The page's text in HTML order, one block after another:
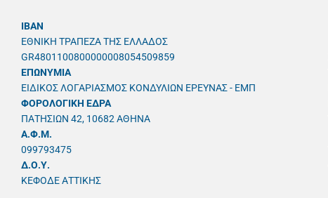
IBAN
ΕΘΝΙΚΗ ΤΡΑΠΕΖΑ ΤΗΣ ΕΛΛΑΔΟΣ
GR4801100800000008054509859
ΕΠΩΝΥΜΙΑ
ΕΙΔΙΚΟΣ ΛΟΓΑΡΙΑΣΜΟΣ ΚΟΝΔΥΛΙΩΝ ΕΡΕΥΝΑΣ - ΕΜΠ
ΦΟΡΟΛΟΓΙΚΗ ΕΔΡΑ
ΠΑΤΗΣΙΩΝ 42, 10682 ΑΘΗΝΑ
A.Φ.Μ.
099793475
Δ.Ο.Υ.
ΚΕΦΟΔΕ ΑΤΤΙΚΗΣ